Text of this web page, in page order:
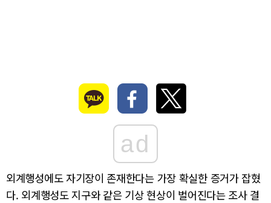
ad
외계행성에도 자기장이 존재한다는 가장 확실한 증거가 잡혔
다. 외계행성도 지구와 같은 기상 현상이 벌어진다는 조사 결